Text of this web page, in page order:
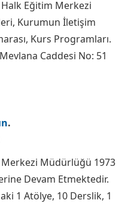
Halk Eğitim Merkezi
Kurumun İletişim
Kurs Programları.
Caddesi No: 51
.
Merkezi Müdürlüğü 1973
Devam Etmektedir.
1 Atölye, 10 Derslik, 1